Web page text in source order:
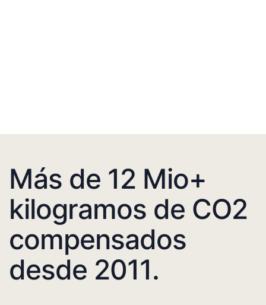
Más de 12 Mio+
kilogramos de CO2
compensados
desde 2011.